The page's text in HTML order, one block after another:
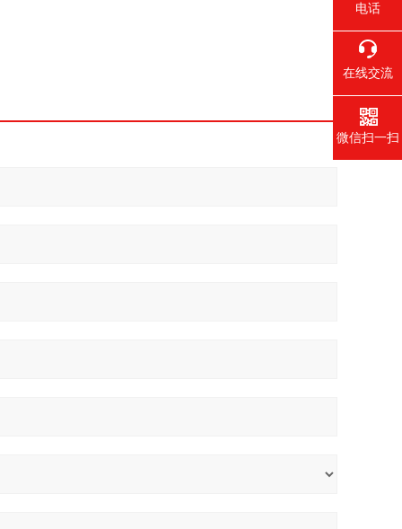
电话
在线交流
微信扫一扫